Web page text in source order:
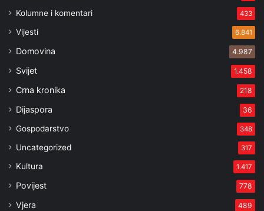
Kolumne i komentari 433
Vijesti 6.841
Domovina 4.987
Svijet 1.458
Crna kronika 218
Dijaspora 36
Gospodarstvo 348
Uncategorized 317
Kultura 1.417
Povijest 778
Vjera 489